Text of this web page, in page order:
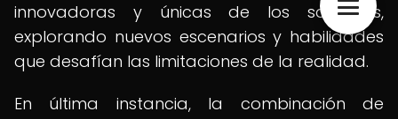
innovadoras y únicas de los samuráis,
explorando nuevos escenarios y habilidades
que desafían las limitaciones de la realidad.
En última instancia, la combinación de